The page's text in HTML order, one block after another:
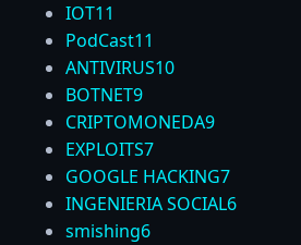
IOT11
PodCast11
ANTIVIRUS10
BOTNET9
CRIPTOMONEDA9
EXPLOITS7
GOOGLE HACKING7
INGENIERIA SOCIAL6
smishing6